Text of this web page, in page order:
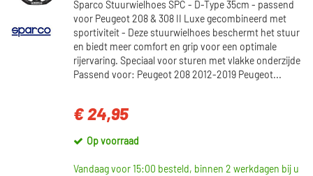
Sparco Stuurwielhoes SPC - D-Type 35cm - passend
voor Peugeot 208 & 308 II Luxe gecombineerd met
sportiviteit - Deze stuurwielhoes beschermt het stuur
en biedt meer comfort en grip voor een optimale
rijervaring. Speciaal voor sturen met vlakke onderzijde
Passend voor: Peugeot 208 2012-2019 Peugeot...
€ 24,95
Op voorraad
Vandaag voor 15:00 besteld, binnen 2 werkdagen bij u